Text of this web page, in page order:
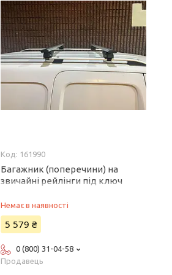
161990
Багажник (поперечини) на
звичайні рейлінги під ключ
Lexus GX470 2002-2009 рр
Немає в наявності
5 579 ₴
0 (800) 31-04-58
Продавець